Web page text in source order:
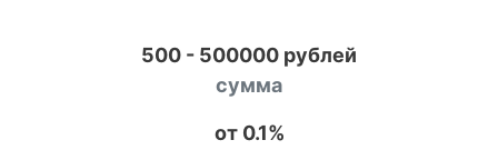
500 - 500000 рублей
сумма
от 0.1%